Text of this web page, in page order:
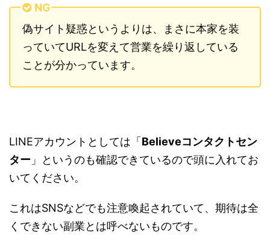
NG
偽サイト疑惑というよりは、まさに本家を装
っていてURLを変えて営業を繰り返している
ことが分かっています。
LINEアカウントとしては「 Believeコンタクトセン
ター 」というのも確認できているので頭に入れてお
いてください。
これはSNSなどでも注意喚起されていて、期待は全
くできない副業とは呼べないものです。